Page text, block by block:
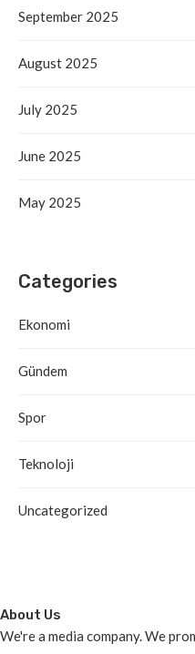
September 2025
August 2025
July 2025
June 2025
May 2025
Categories
Ekonomi
Gündem
Spor
Teknoloji
Uncategorized
About Us
We're a media company. We